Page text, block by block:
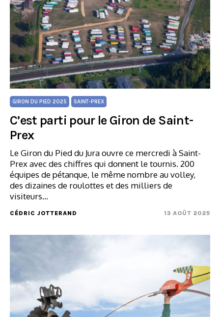
GIRON DU PIED 2025 SAINT-PREX
C’est parti pour le Giron de Saint-
Prex
Le Giron du Pied du Jura ouvre ce mercredi à Saint-
Prex avec des chiffres qui donnent le tournis. 200
équipes de pétanque, le même nombre au volley,
des dizaines de roulottes et des milliers de
visiteurs…
CÉDRIC JOTTERAND 13 AOÛT 2025